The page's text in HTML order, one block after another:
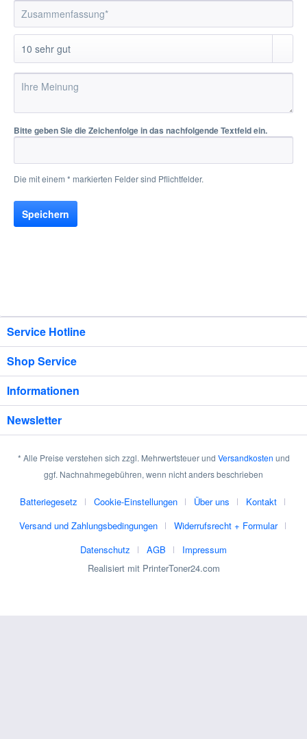
Bitte geben Sie die Zeichenfolge in das nachfolgende Textfeld ein.
Die mit einem * markierten Felder sind Pflichtfelder.
Speichern
Service Hotline
Shop Service
Informationen
Newsletter
* Alle Preise verstehen sich zzgl. Mehrwertsteuer und Versandkosten und
ggf. Nachnahmegebühren, wenn nicht anders beschrieben
Batteriegesetz Cookie-Einstellungen Über uns
Kontakt
Versand und Zahlungsbedingungen
Widerrufsrecht + Formular
Datenschutz
AGB
Impressum
Realisiert mit PrinterToner24.com